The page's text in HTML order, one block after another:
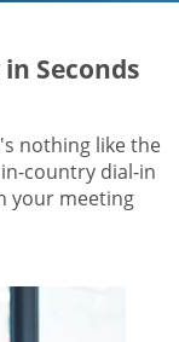
Seconds
nothing like the
country dial-in
your meeting